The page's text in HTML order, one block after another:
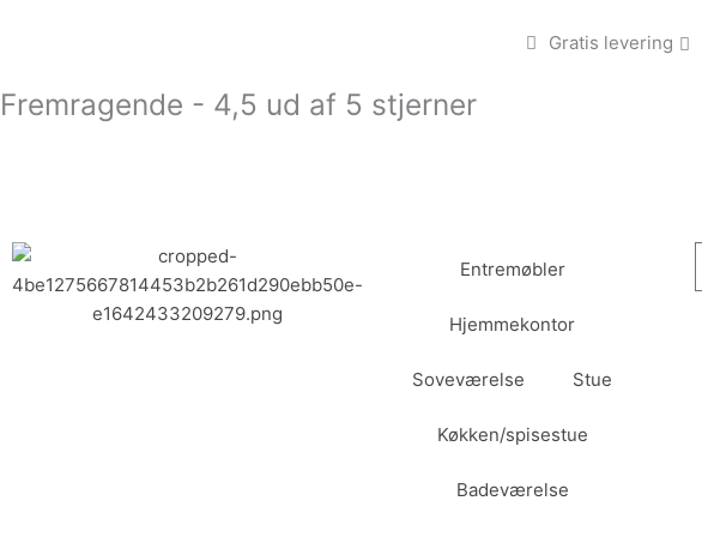
Gratis levering
Fremragende - 4,5 ud af 5 stjerner
Entremøbler
Hjemmekontor
Soveværelse Stue
Køkken/spisestue
Badeværelse